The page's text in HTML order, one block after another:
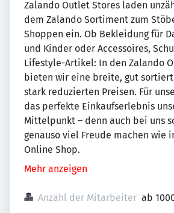
Zalando Outlet Stores laden
dem Zalando Sortiment zum
Shoppen ein. Ob Bekleidung für
und Kinder oder Accessoires,
Lifestyle-Artikel: In den Zalando
bieten wir eine breite, gut
stark reduzierten Preisen. Für
das perfekte Einkaufserlebnis
Mittelpunkt – denn auch bei uns
genauso viel Freude machen wie
Online Shop.
Mehr anzeigen
Anzahl der Mitarbeiter ab